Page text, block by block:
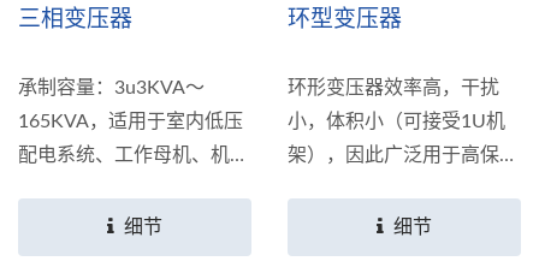
三相变压器
承制容量：3u3KVA～
165KVA，适用于室内低压
配电系统、工作母机、机械
业；可配合客户容量、电压
等需求客制化服务。
细节
环型变压器
环形变压器效率高，干扰
小，体积小（可接受1U机
架），因此广泛用于高保
器，医疗设备，安全系统，
电源和其他行业应用。 环
细节